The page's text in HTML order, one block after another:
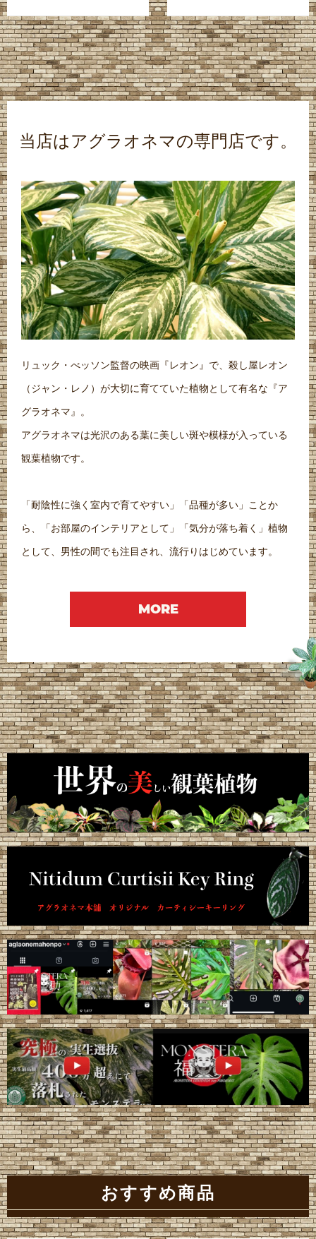
当店はアグラオネマの専門店です。
リュック・べッソン監督の映画『レオン』で、殺し屋レオン
（ジャン・レノ）が大切に育てていた植物として有名な『ア
グラオネマ』。
アグラオネマは光沢のある葉に美しい斑や模様が入っている
観葉植物です。
「耐陰性に強く室内で育てやすい」「品種が多い」ことか
ら、「お部屋のインテリアとして」「気分が落ち着く」植物
として、男性の間でも注目され、流行りはじめています。
MORE
おすすめ商品